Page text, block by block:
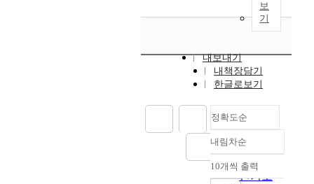
보
기
내보내기
내책장담기
한글로보기
정확도순
정확도
순
인기도
내림차순
내림차순
10개씩 출력